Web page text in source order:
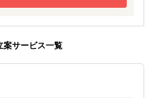
案サービス一覧